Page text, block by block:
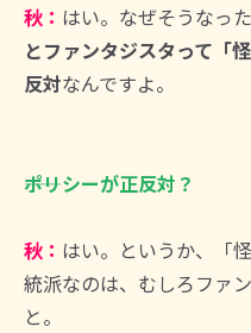
秋： はい。なぜそうなっ
とファンタジスタって「
反対なんですよ。
――ポリシーが正反対？
秋： はい。というか、「
統派なのは、むしろファ
と。